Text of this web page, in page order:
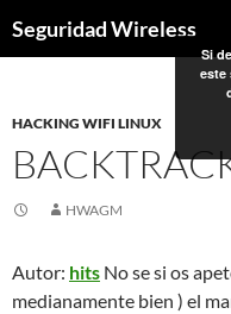
alSeguridad Wireless
HACKING WIFI LINUX
HWAGM
Autor: hits No se si os
medianamente bien ) el
Si
este